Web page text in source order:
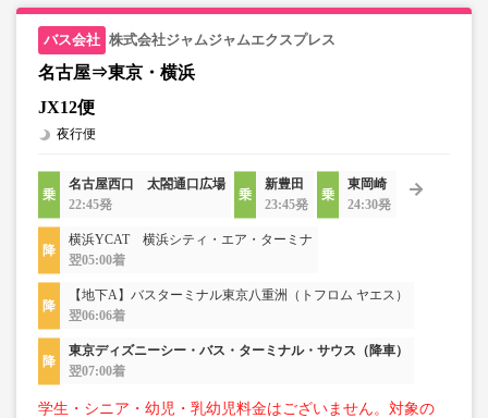
株式会社ジャムジャムエクスプレス
名古屋⇒東京・横浜
JX12便
夜行便
名古屋西口 太閤通口広場
22:45発
新豊田
23:45発
東岡崎
24:30発
横浜YCAT 横浜シティ・エア・ターミナ
翌05:00着
【地下A】バスターミナル東京八重洲（トフロム ヤエス）
翌06:06着
東京ディズニーシー・バス・ターミナル・サウス（降車）
翌07:00着
学生・シニア・幼児・乳幼児料金はございません。対象の